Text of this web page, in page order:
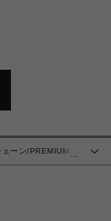
…
ーン/PREMIUM撥